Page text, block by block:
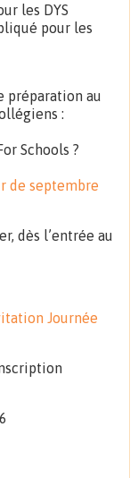
les DYS
pour les
préparation au
:
Schools ?
de septembre
dès l’entrée au
Journée